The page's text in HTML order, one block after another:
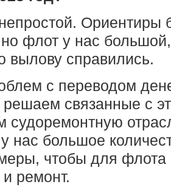
Ориентиры
но флот у нас
вылову справились.
с переводом
связанные с
судоремонтную
нас большое
чтобы для флота
ремонт.